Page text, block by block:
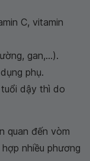
C, vitamin
gan,...).
phụ.
dậy thì do
quan đến vòm
nhiều phương